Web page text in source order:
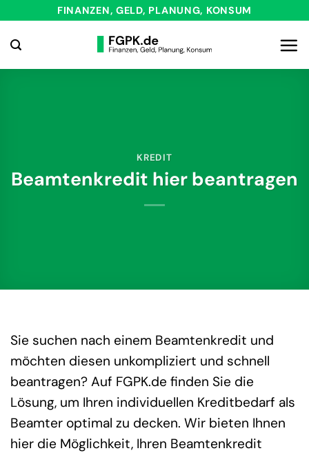
springen
FINANZEN, GELD, PLANUNG, KONSUM
KREDIT
Beamtenkredit hier beantragen
Sie suchen nach einem Beamtenkredit und
möchten diesen unkompliziert und schnell
beantragen? Auf FGPK.de finden Sie die
Lösung, um Ihren individuellen Kreditbedarf als
Beamter optimal zu decken. Wir bieten Ihnen
hier die Möglichkeit, Ihren Beamtenkredit